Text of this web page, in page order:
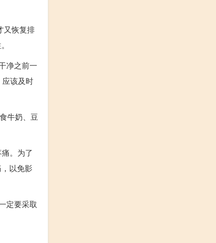
又恢复排
净之前一
该及时
牛奶、豆
。为了
以免影
定要采取